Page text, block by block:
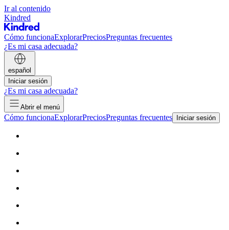
Ir al contenido
Kindred
Cómo funcionaExplorarPreciosPreguntas frecuentes
¿Es mi casa adecuada?
español
Iniciar sesión
¿Es mi casa adecuada?
Abrir el menú
Cómo funcionaExplorarPreciosPreguntas frecuentes Iniciar sesión